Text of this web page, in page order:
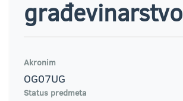
građevinarstvo
Akronim
OG07UG
Status predmeta